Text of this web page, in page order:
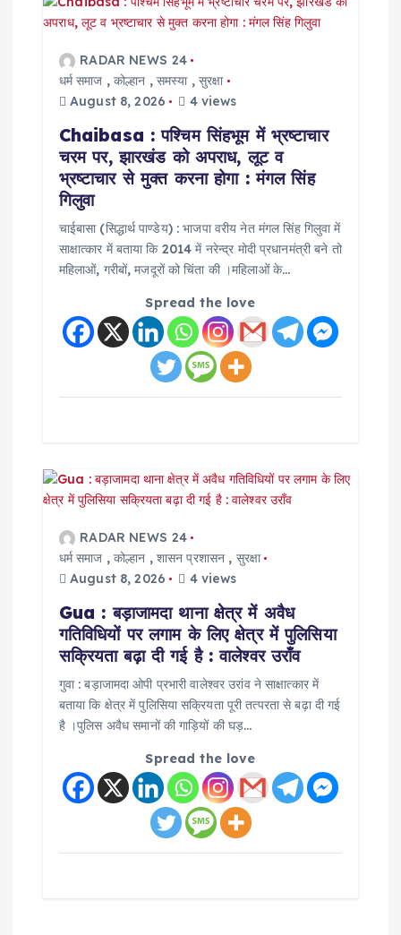
g
RADAR NEWS 24
धर्म समाज ,कोल्हान , समस्या, सुरक्षा
August 8, 2026
4 views
Chaibasa : पश्चिम सिंहभूम में भ्रष्टाचार
चरम पर, झारखंड को अपराध, लूट व
भ्रष्टाचार से मुक्त करना होगा : मंगल सिंह
गिलुवा
चाईबासा (सिद्धार्थ पाण्डेय) : भाजपा वरीय नेत मंगल सिंह गिलुवा में
साक्षात्कार में बताया कि 2014 में नरेन्द्र मोदी प्रधानमंत्री बने तो
महिलाओं, गरीबों, मजदूरों को चिंता की ।महिलाओं के…
Spread the love
RADAR NEWS 24
धर्म समाज ,कोल्हान , शासन प्रशासन , सुरक्षा
August 8, 2026
4 views
Gua : बड़ाजामदा थाना क्षेत्र में अवैध
गतिविधियों पर लगाम के लिए क्षेत्र में पुलिसिया
सक्रियता बढ़ा दी गई है : वालेश्वर उराँव
गुवा : बड़ाजामदा ओपी प्रभारी वालेश्वर उरांव ने साक्षात्कार में
बताया कि क्षेत्र में पुलिसिया सक्रियता पूरी तत्परता से बढ़ा दी गई
है ।पुलिस अवैध समानों की गाड़ियों की घड़…
Spread the love